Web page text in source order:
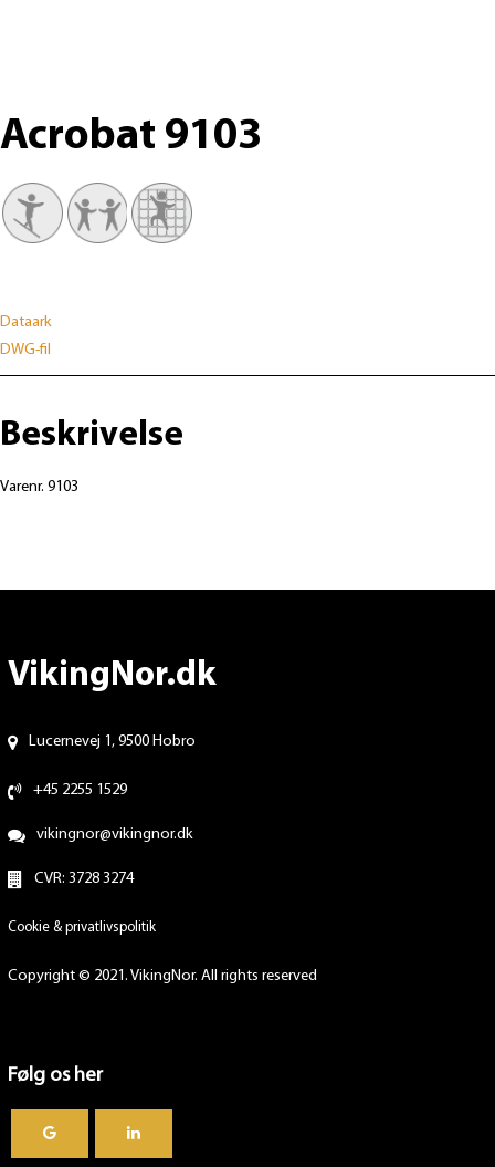
Acrobat 9103
Dataark
DWG-fil
Beskrivelse
Varenr. 9103
VikingNor.dk
Lucernevej 1, 9500 Hobro
+45 2255 1529
vikingnor@vikingnor.dk
CVR: 3728 3274
Cookie & privatlivspolitik
Copyright © 2021. VikingNor. All rights reserved
Følg os her